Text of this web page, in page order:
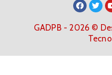
GADPB - 2026 ©